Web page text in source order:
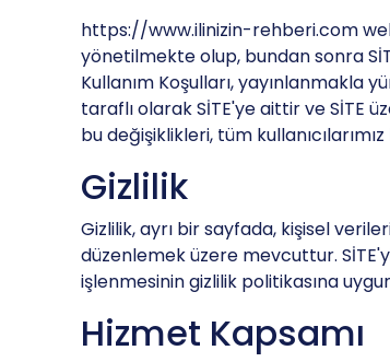
https://www.ilinizin-rehberi.com
yönetilmekte olup, bundan sonra
Kullanım Koşulları, yayınlanmakla
taraflı olarak SİTE'ye aittir ve SİTE
bu değişiklikleri, tüm
Gizlilik
Gizlilik, ayrı bir sayfada, kişisel
düzenlemek üzere mevcuttur.
işlenmesinin gizlilik politikasına
Hizmet Kapsamı